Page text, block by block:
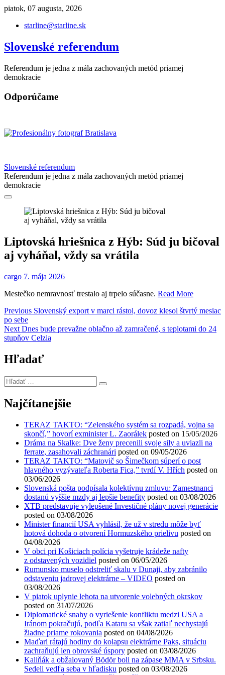
Skip
content
piatok, 07 augusta, 2026
starline@starline.sk
Slovenské referendum
Referendum je jedna z mála zachovaných metód priamej
demokracie
Odporúčame
Slovenské referendum
Referendum je jedna z mála zachovaných metód priamej
demokracie
Liptovská hriešnica z Hýb: Súd ju bičoval
aj vyháňal, vždy sa vrátila
cargo 7. mája 2026
Mestečko nemravnosť trestalo aj trpelo súčasne. Read More
Navigácia
v
článku
Previous Previous
Slovenský export v marci rástol, dovoz klesol štvrtý mesiac
po sebe
Next Next
post:
Dnes bude prevažne oblačno až zamračené, s teplotami do 24
stupňov Celzia
Hľadať
Hľadať
…
Najčítanejšie
TERAZ TAKTO: “Zelenského systém sa rozpadá, vojna sa
skončí,” hovorí exminister L. Zaorálek posted on 15/05/2026
Dráma na Skalke: Dve ženy precenili svoje sily a uviazli na
ferrate, zasahovali záchranári posted on 09/05/2026
TERAZ TAKTO: “Matovič so Šimečkom súperí o post
hlavného vyzývateľa Roberta Fica,” tvrdí V. Hřích posted on
03/06/2026
Slovenská pošta podpísala kolektívnu zmluvu: Zamestnanci
dostanú vyššie mzdy aj lepšie benefity posted on 03/08/2026
XTB predstavuje vylepšené Investičné plány novej generácie
posted on 03/08/2026
Minister financií USA vyhlásil, že už v stredu môže byť
hotová dohoda o otvorení Hormuzského prielivu posted on
04/08/2026
V obci pri Košiciach polícia vyšetruje krádeže nafty
z odstavených vozidiel posted on 06/05/2026
Rumunsko muselo odstreliť skalu v Dunaji, aby zabránilo
odstaveniu jadrovej elektrárne – VIDEO posted on
03/08/2026
V piatok uplynie lehota na utvorenie volebných okrskov
posted on 31/07/2026
Diplomatické snahy o vyriešenie konfliktu medzi USA a
Iránom pokračujú, podľa Kataru sa však zatiaľ nechystajú
žiadne priame rokovania posted on 04/08/2026
Maďari rátajú hodiny do kolapsu elektrárne Paks, situáciu
zachraňujú len obrovské úspory posted on 03/08/2026
Kaliňák a obžalovaný Bödör boli na zápase MMA v Srbsku.
Sedeli vedľa seba v hľadisku posted on 03/08/2026